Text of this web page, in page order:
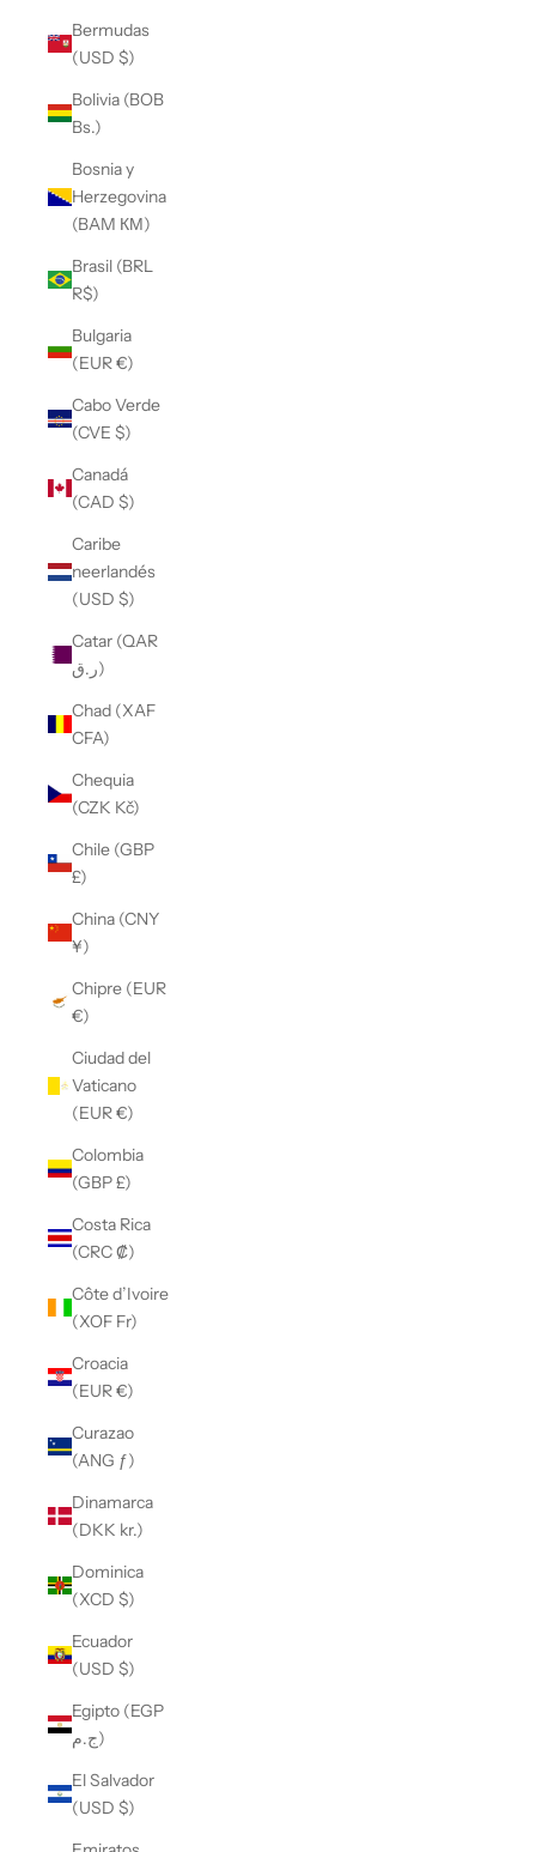
Bermudas
(USD $)
Bolivia (BOB
Bs.)
Bosnia y
Herzegovina
(BAM КМ)
Brasil (BRL
R$)
Bulgaria
(EUR €)
Cabo Verde
(CVE $)
Canadá
(CAD $)
Caribe
neerlandés
(USD $)
Catar (QAR
ر.ق)
Chad (XAF
CFA)
Chequia
(CZK Kč)
Chile (GBP
£)
China (CNY
¥)
Chipre (EUR
€)
Ciudad del
Vaticano
(EUR €)
Colombia
(GBP £)
Costa Rica
(CRC ₡)
Côte d’Ivoire
(XOF Fr)
Croacia
(EUR €)
Curazao
(ANG ƒ)
Dinamarca
(DKK kr.)
Dominica
(XCD $)
Ecuador
(USD $)
Egipto (EGP
ج.م)
El Salvador
(USD $)